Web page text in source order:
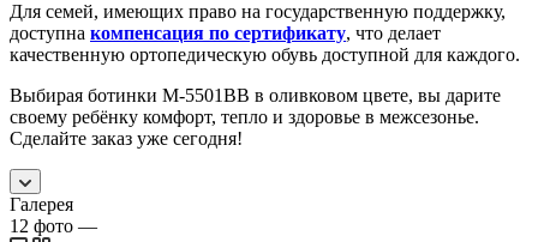
Для семей, имеющих право на государственную поддержку,
доступна компенсация по сертификату, что делает
качественную ортопедическую обувь доступной для каждого.
Выбирая ботинки М-5501ВВ в оливковом цвете, вы дарите
своему ребёнку комфорт, тепло и здоровье в межсезонье.
Сделайте заказ уже сегодня!
Галерея
12 фото —